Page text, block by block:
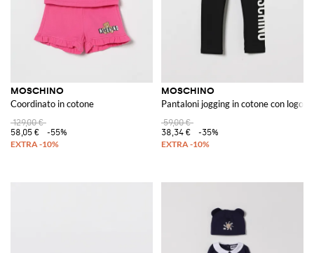
MOSCHINO
Coordinato in cotone
129,00 €
58,05 €
-55%
MOSCHINO
Pantaloni jogging in cotone con logo
59,00 €
38,34 €
-35%